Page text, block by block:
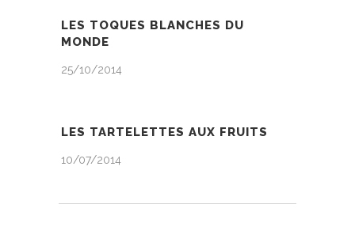
LES TOQUES BLANCHES DU
MONDE
25/10/2014
LES TARTELETTES AUX FRUITS
10/07/2014